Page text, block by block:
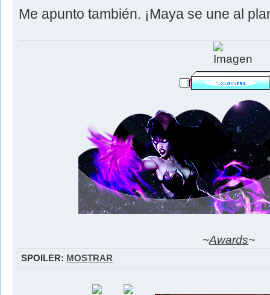
Me apunto también. ¡Maya se une al
~Awards~
SPOILER: MOSTRAR